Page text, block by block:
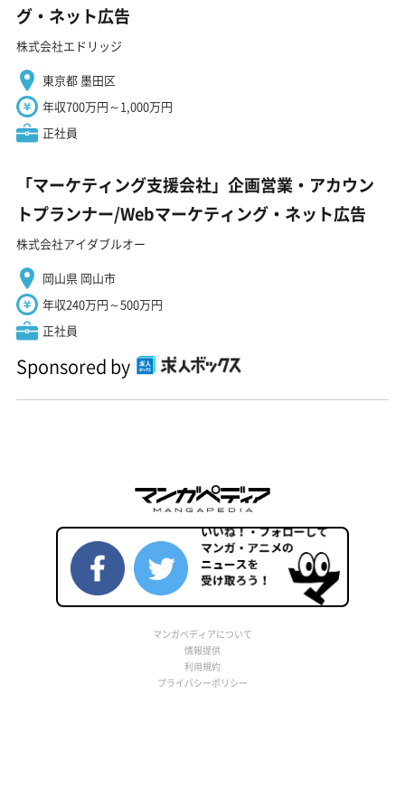
グ・ネット広告
株式会社エドリッジ
東京都 墨田区
年収700万円～1,000万円
正社員
「マーケティング支援会社」企画営業・アカウン
トプランナー/Webマーケティング・ネット広告
株式会社アイダブルオー
岡山県 岡山市
年収240万円～500万円
正社員
Sponsored by
マンガペディアについて
情報提供
利用規約
プライバシーポリシー